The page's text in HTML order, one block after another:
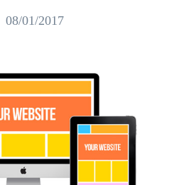
08/01/2017